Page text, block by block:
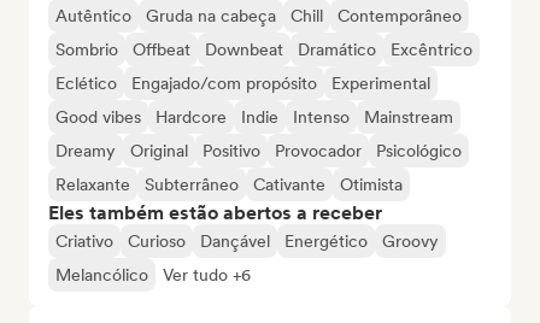
Autêntico Gruda na cabeça Chill
Contemporâneo
Sombrio
Offbeat Downbeat Dramático
Excêntrico
Eclético
Engajado/com propósito
Experimental
Good vibes
Hardcore Indie Intenso
Mainstream
Dreamy
Original Positivo Provocador
Psicológico
Relaxante
Subterrâneo Cativante Otimista
Eles também estão abertos a receber
Criativo Curioso Dançável Energético
Groovy
Melancólico
Ver tudo +6